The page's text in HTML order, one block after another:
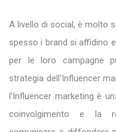
A livello di social, è molto
spesso i brand si affidino
per le loro campagne
strategia dell'Influencer
l’Influencer marketing è
coinvolgimento e la